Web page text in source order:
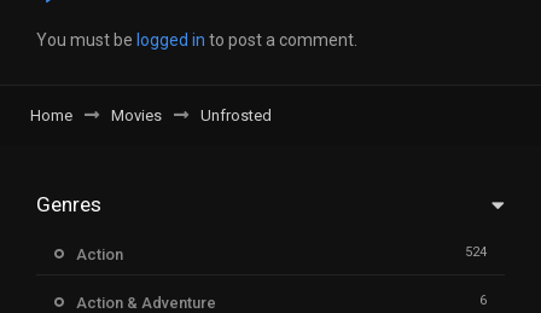
You must be logged in to post a comment.
Home Movies Unfrosted
Genres
Action 524
Action & Adventure 6